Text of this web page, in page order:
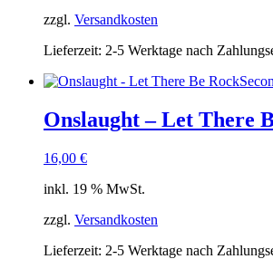
zzgl. Versandkosten
Lieferzeit: 2-5 Werktage nach
Onslaught – Let There
16,00 €
inkl. 19 % MwSt.
zzgl. Versandkosten
Lieferzeit: 2-5 Werktage nach